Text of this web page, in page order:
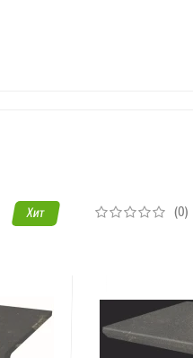
Хит (0)